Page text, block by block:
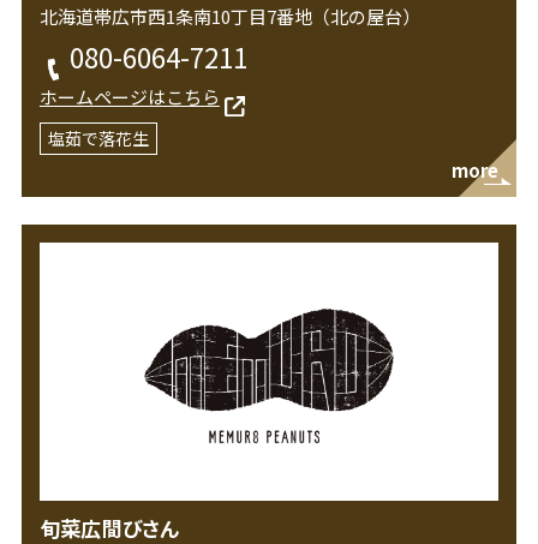
北海道帯広市西1条南10丁目7番地（北の屋台）
080-6064-7211
ホームページはこちら
塩茹で落花生
more
旬菜広間びさん